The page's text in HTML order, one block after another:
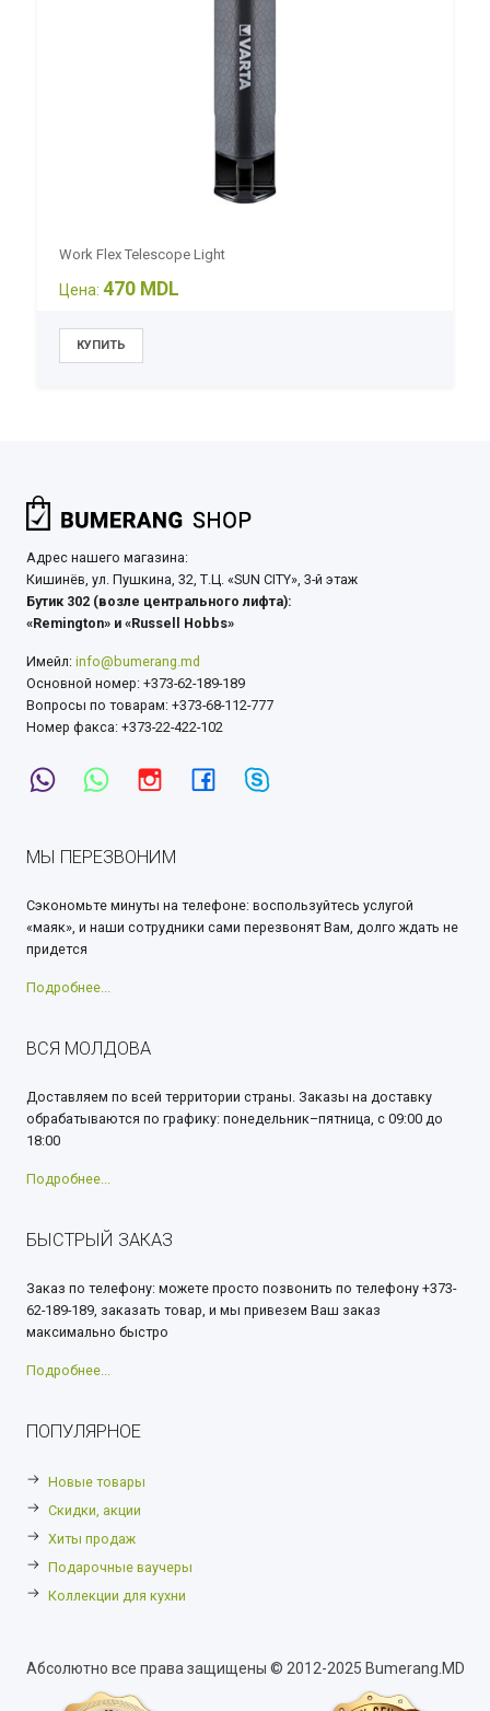
Work Flex Telescope Light
Цена: 470 MDL
Адрес нашего магазина:
Кишинёв, ул. Пушкина, 32, Т.Ц. «SUN CITY», 3-й этаж
Бутик 302 (возле центрального лифта):
«Remington» и «Russell Hobbs»
Имейл: info@bumerang.md
Основной номер: +373-62-189-189
Вопросы по товарам: +373-68-112-777
Номер факса: +373-22-422-102
МЫ ПЕРЕЗВОНИМ
Сэкономьте минуты на телефоне: воспользуйтесь услугой
«маяк», и наши сотрудники сами перезвонят Вам, долго ждать не
придется
Подробнее...
ВСЯ МОЛДОВА
Доставляем по всей территории страны. Заказы на доставку
обрабатываются по графику: понедельник–пятница, с 09:00 до
18:00
Подробнее...
БЫСТРЫЙ ЗАКАЗ
Заказ по телефону: можете просто позвонить по телефону +373-
62-189-189, заказать товар, и мы привезем Ваш заказ
максимально быстро
Подробнее...
ПОПУЛЯРНОЕ
Новые товары
Скидки, акции
Хиты продаж
Подарочные ваучеры
Коллекции для кухни
Абсолютно все права защищены © 2012-2025 Bumerang.MD